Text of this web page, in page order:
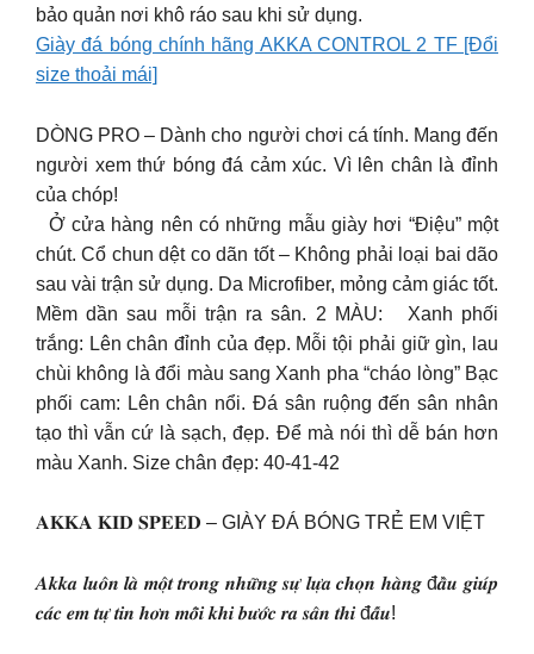
bảo quản nơi khô ráo sau khi sử dụng.
Giày đá bóng chính hãng AKKA CONTROL 2 TF [Đổi
size thoải mái]
DÒNG PRO – Dành cho người chơi cá tính. Mang đến
người xem thứ bóng đá cảm xúc. Vì lên chân là đỉnh
của chóp!
Ở cửa hàng nên có những mẫu giày hơi “Điệu” một
chút. Cổ chun dệt co dãn tốt – Không phải loại bai dão
sau vài trận sử dụng. Da Microfiber, mỏng cảm giác tốt.
Mềm dần sau mỗi trận ra sân. 2 MÀU: Xanh phối
trắng: Lên chân đỉnh của đẹp. Mỗi tội phải giữ gìn, lau
chùi không là đổi màu sang Xanh pha “cháo lòng” Bạc
phối cam: Lên chân nổi. Đá sân ruộng đến sân nhân
tạo thì vẫn cứ là sạch, đẹp. Để mà nói thì dễ bán hơn
màu Xanh. Size chân đẹp: 40-41-42
𝐀𝐊𝐊𝐀 𝐊𝐈𝐃 𝐒𝐏𝐄𝐄𝐃 – GIÀY ĐÁ BÓNG TRẺ EM VIỆT
𝑨𝒌𝒌𝒂 𝒍𝒖𝒐̂𝒏 𝒍𝒂̀ 𝒎𝒐̣̂𝒕 𝒕𝒓𝒐𝒏𝒈 𝒏𝒉𝒖̛̃𝒏𝒈 𝒔𝒖̛̣ 𝒍𝒖̛̣𝒂 𝒄𝒉𝒐̣𝒏 𝒉𝒂̀𝒏𝒈 đ𝒂̂̀𝒖 𝒈𝒊𝒖́𝒑
𝒄𝒂́𝒄 𝒆𝒎 𝒕𝒖̛̣ 𝒕𝒊𝒏 𝒉𝒐̛𝒏 𝒎𝒐̂̃𝒊 𝒌𝒉𝒊 𝒃𝒖̛𝒐̛́𝒄 𝒓𝒂 𝒔𝒂̂𝒏 𝒕𝒉𝒊 đ𝒂̂́𝒖!